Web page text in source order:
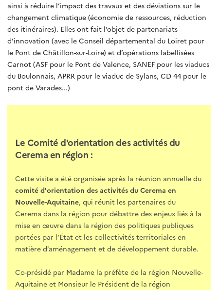
ainsi à réduire l’impact des travaux et des déviations sur le
changement climatique (économie de ressources, réduction
des itinéraires). Elles ont fait l’objet de partenariats
d’innovation (avec le Conseil départemental du Loiret pour
le Pont de Châtillon-sur-Loire) et d’opérations labellisées
Carnot (ASF pour le Pont de Valence, SANEF pour les viaducs
du Boulonnais, APRR pour le viaduc de Sylans, CD 44 pour le
pont de Varades...)
Le Comité d'orientation des activités du
Cerema en région :
Cette visite a été organisée après la réunion annuelle du
comité d'orientation des activités du Cerema en
Nouvelle-Aquitaine, qui réunit les partenaires du
Cerema dans la région pour débattre des enjeux liés à la
mise en œuvre dans la région des politiques publiques
portées par l’État et les collectivités territoriales en
matière d’aménagement et de développement durable.
Co-présidé par Madame la préfète de la région Nouvelle-
Aquitaine et Monsieur le Président de la région